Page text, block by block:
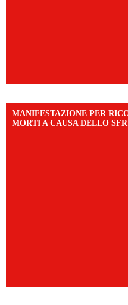
MANIFESTAZIONE PER
MORTI A CAUSA DELLO